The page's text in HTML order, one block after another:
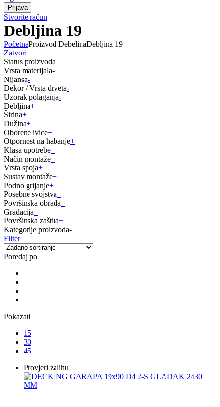
Stvorite račun
Debljina 19
PočetnaProizvod DebelinaDebljina 19
Zatvori
Status proizvoda
Vrsta materijala-
Nijansa-
Dekor / Vrsta drveta-
Uzorak polaganja-
Debljina+
Širina+
Dužina+
Oborene ivice+
Otpornost na habanje+
Klasa upotrebe+
Način montaže+
Vrsta spoja+
Sustav montaže+
Podno grijanje+
Posebne svojstva+
Površinska obrada+
Gradacija+
Površinska zaštita+
Kategorije proizvoda-
Filter
Poredaj po
Pokazati
15
30
45
Provjeri zalihu